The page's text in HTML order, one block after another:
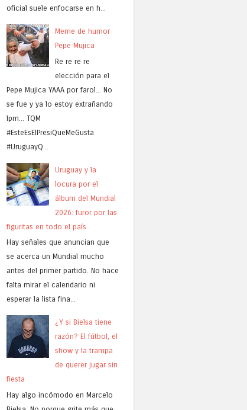
oficial suele enfocarse en h...
Meme de humor
Pepe Mujica
Re re re re
elección para el
Pepe Mujica YAAA por farol... No
se fue y ya lo estoy extrañando
lpm... TQM
#EsteEsElPresiQueMeGusta
#UruguayQ...
Uruguay y la
locura por el
álbum del Mundial
2026: furor por las
figuritas en todo el país
Hay señales que anuncian que
se acerca un Mundial mucho
antes del primer partido. No hace
falta mirar el calendario ni
esperar la lista fina...
¿Y si Bielsa tiene
razón? El fútbol, el
show y la trampa
de querer jugar sin
fiesta
Hay algo incómodo en Marcelo